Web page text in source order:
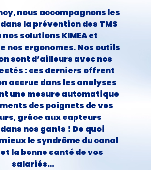
nous accompagnons les
la prévention des TMS
solutions KIMEA et
nos ergonomes. Nos outils
sont d’ailleurs avec nos
: ces derniers offrent
accrue dans les analyses
une mesure automatique
des poignets de vos
grâce aux capteurs
nos gants ! De quoi
le syndrôme du canal
la bonne santé de vos
salariés…